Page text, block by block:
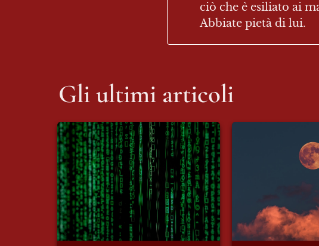
ciò che è esiliato ai
Abbiate pietà di lui.
Gli ultimi articoli
Inumazione esistenziale
Sterile
Cosmogonia